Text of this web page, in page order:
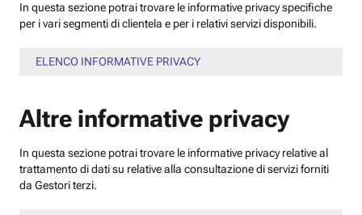
In questa sezione potrai trovare le informative privacy specifiche
per i vari segmenti di clientela e per i relativi servizi disponibili.
ELENCO INFORMATIVE PRIVACY
Altre informative privacy
In questa sezione potrai trovare le informative privacy relative al
trattamento di dati su relative alla consultazione di servizi forniti
da Gestori terzi.